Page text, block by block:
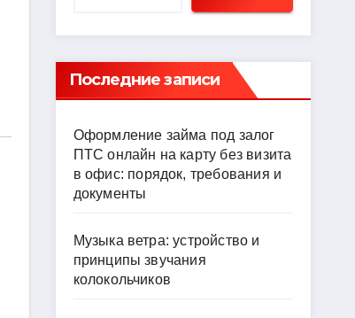
Последние записи
Оформление займа под залог
ПТС онлайн на карту без визита
в офис: порядок, требования и
документы
Музыка ветра: устройство и
принципы звучания
колокольчиков